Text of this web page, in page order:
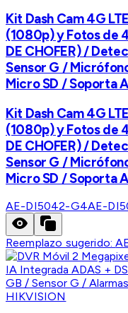
Kit Dash Cam 4G
(1080p) y Fotos de
DE CHOFER) /
Sensor G /
Micro SD / Soporta
Kit Dash Cam 4G
(1080p) y Fotos de
DE CHOFER) /
Sensor G /
Micro SD / Soporta
AE-DI5042-G4AE-
Reemplazo sugerido:
HIKVISION